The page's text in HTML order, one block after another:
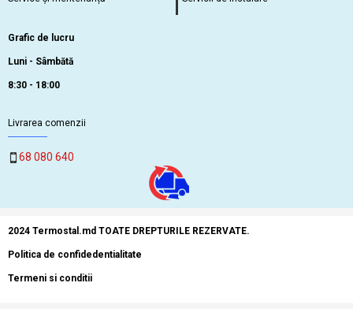
Grafic de lucru
Luni - Sâmbătă
8:30 - 18:00
Livrarea comenzii
68 080 640
2024 Termostal.md TOATE DREPTURILE REZERVATE.
Politica de confidedentialitate
Termeni si conditii